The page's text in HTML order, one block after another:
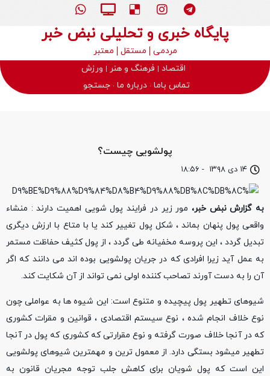
پایگاه خبری و تحلیلی نبض خبر
مردمی مستقل
معتبر
اقتصاد
فرهنگ و هنر
ورزش
تماس باما درباره ما جستجو
۱۴ دی ۱۳۹۸ - ۱۸:۵۶
پولشویی چیست؟
به گزارش نبض خبر، مور زیر در فرایند پول شویی اهمیت دارند : منشاء
واقعی پول پنهان بماند ، شکل پول تغییر کند یا با متاع با ارزش دیگری
تبدیل گردد ، این پروسه مخفیانه طی گردد ، از پول کثیف حفاظت مستمر
به عمل آید زیرا افرادی که در جریان پولشویی بوده اند می دانند که اگر
آن را به دست آورند تصاحب کننده اولی نمی تواند از آن شکایت کند.
شیوهای تطهیر پول پیچیده و متنوع است: این شیوه ها به عواملی چون
نوع خلاف انجام شده ، نوع سیستم اقتصادی ، قوانین و مقرات کشوری
که در آنجا خلاف صورت گرفته و نوع مقرارتی که کشوری که پول در آنجا
تطهیر میشود بستگی دارد. از معمول ترین و مهمترین شیوهای پولشویی
این است که پول شویان برای کاهش جلب توجه مجریان قانون به